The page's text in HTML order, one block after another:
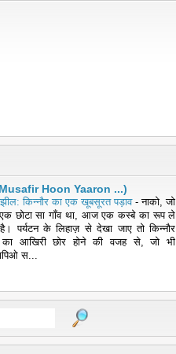
( Musafir Hoon Yaaron ...)
झील: किन्नौर का एक खूबसूरत पड़ाव-नाको, जो
छोटा सा गाँव था, आज एक कस्बे का रूप ले
पर्यटन के लिहाज़ से देखा जाए तो किन्नौर
आखिरी छोर होने की वजह से, जो भी
स...